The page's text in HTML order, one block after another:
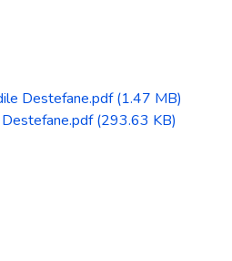
Destefane.pdf(1.47 MB)
(293.63 KB)